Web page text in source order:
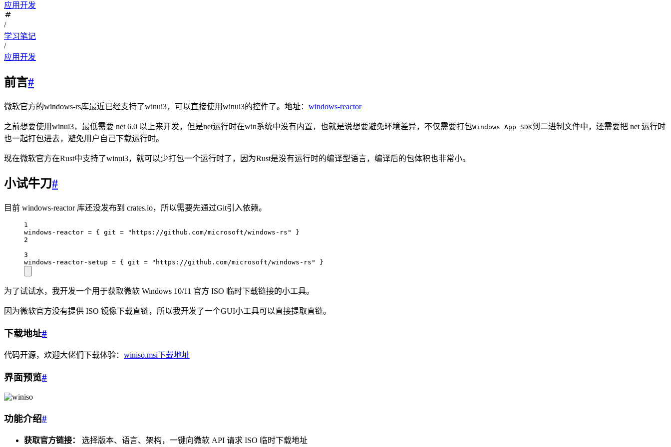
应用开发
/
学习笔记
/
应用开发
前言#
微软官方的windows-rs库最近已经支持了winui3，可以直接使用winui3的控件了。地址： windows-reactor
之前想要使用winui3，最低需要 net 6.0 以上来开发，但是net运行时在win系统中没有内置，也就是说想要避免环境差异，不仅需要打包Windows App SDK到二进制文件中，还需要把 net 运行时
也一起打包进去，避免用户自己下载运行时。
现在微软官方在Rust中支持了winui3，就可以少打包一个运行时了，因为Rust是没有运行时的编译型语言，编译后的包体积也非常小。
小试牛刀#
目前 windows-reactor 库还没发布到 crates.io，所以需要先通过Git引入依赖。
1
windows-reactor = { git = "https://github.com/microsoft/windows-rs" }
2
3
windows-reactor-setup = { git = "https://github.com/microsoft/windows-rs" }
为了试试水，我开发一个用于获取微软 Windows 10/11 官方 ISO 临时下载链接的小工具。
因为微软官方没有提供 ISO 镜像下载直链，所以我开发了一个GUI小工具可以直接提取直链。
下载地址#
代码开源，欢迎大佬们下载体验： winiso.msi下载地址
界面预览#
功能介绍#
获取官方链接：
选择版本、语言、架构，一键向微软 API 请求 ISO 临时下载地址